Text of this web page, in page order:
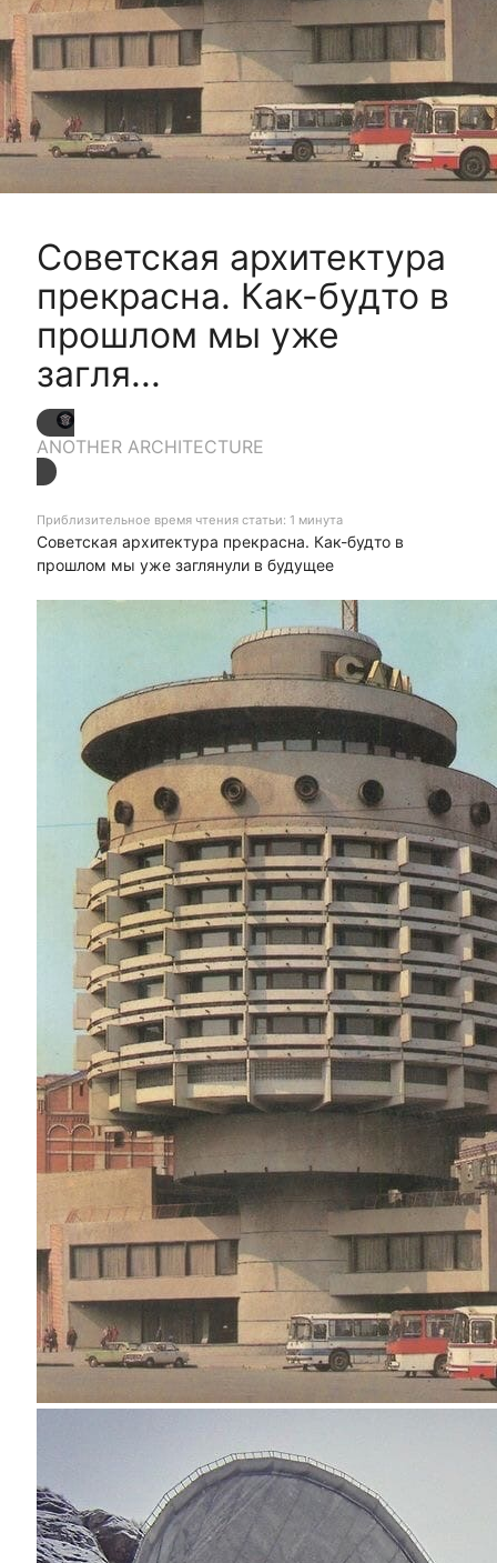
Советская архитектура
прекрасна. Как-будто в
прошлом мы уже
загля...
ANOTHER ARCHITECTURE
Приблизительное время чтения статьи: 1 минута
Советская архитектура прекрасна. Как-будто в
прошлом мы уже заглянули в будущее